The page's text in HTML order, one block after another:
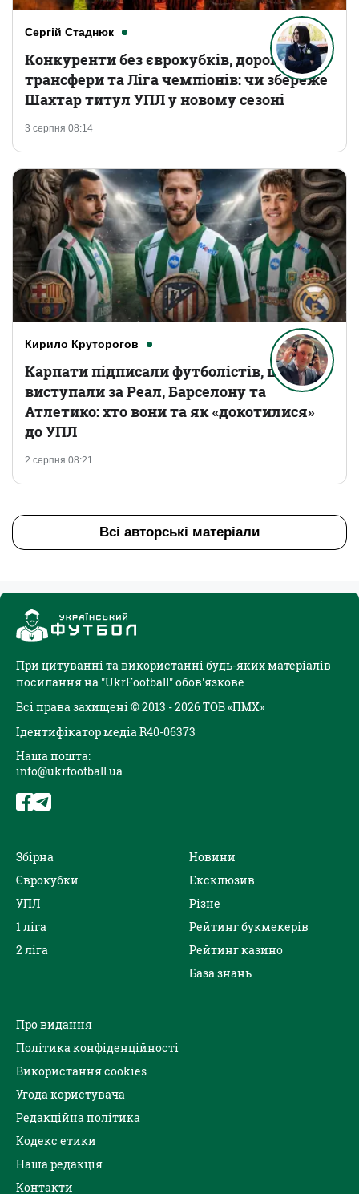
Сергій Стаднюк
3 серпня 08:14
Конкуренти без єврокубків, дорогі
трансфери та Ліга чемпіонів: чи збереже
Шахтар титул УПЛ у новому сезоні
Кирило Круторогов
2 серпня 08:21
Карпати підписали футболістів, що
виступали за Реал, Барселону та
Атлетико: хто вони та як «докотилися»
до УПЛ
Всі авторські матеріали
При цитуванні та використанні будь-яких матеріалів
посилання на "UkrFootball" обов'язкове
Всі права захищені © 2013 - 2026 ТОВ «ПМХ»
Ідентифікатор медіа R40-06373
Наша пошта:
info@ukrfootball.ua
Збірна
Єврокубки
УПЛ
1 ліга
2 ліга
Новини
Ексклюзив
Різне
Рейтинг букмекерів
Рейтинг казино
База знань
Про видання
Політика конфіденційності
Використання cookies
Угода користувача
Редакційна політика
Кодекс етики
Наша редакція
Контакти